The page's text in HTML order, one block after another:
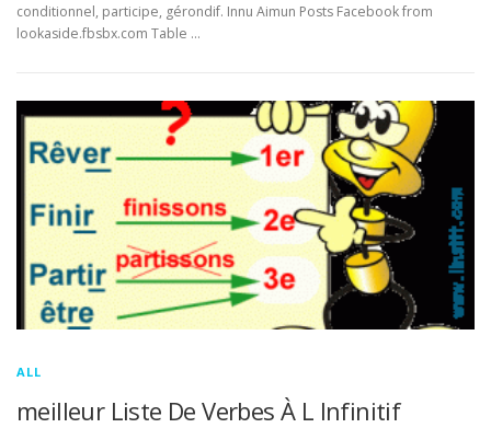
conditionnel, participe, gérondif. Innu Aimun Posts Facebook from
lookaside.fbsbx.com Table …
ALL
meilleur Liste De Verbes À L Infinitif